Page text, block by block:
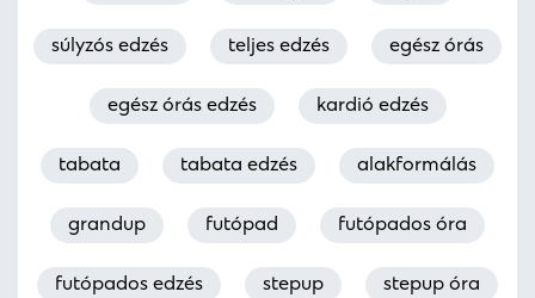
súlyzós edzés teljes edzés egész órás
egész órás edzés kardió edzés
tabata tabata edzés alakformálás
grandup futópad futópados óra
futópados edzés stepup stepup óra